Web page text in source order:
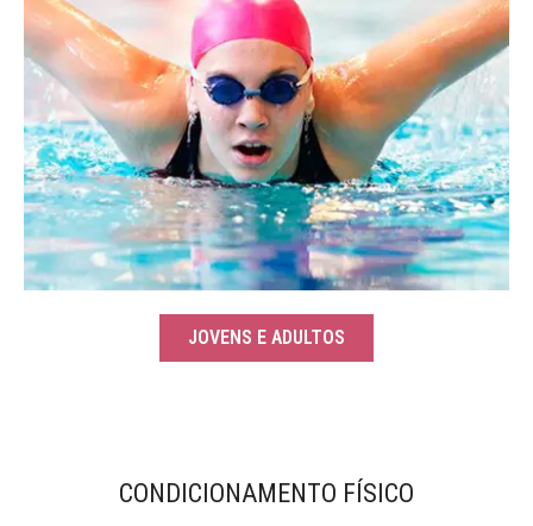
JOVENS E ADULTOS
CONDICIONAMENTO FÍSICO